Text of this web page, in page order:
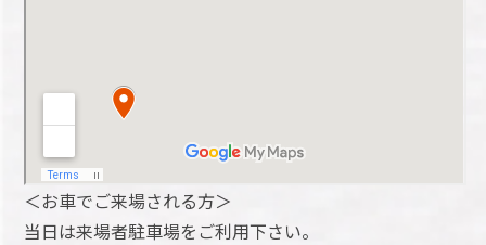
＜お車でご来場される方＞
当日は来場者駐車場をご利用下さい。